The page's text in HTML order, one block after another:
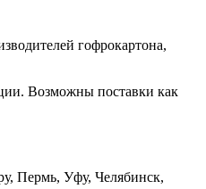
гофрокартона,
Возможны поставки как
Пермь, Уфу, Челябинск,